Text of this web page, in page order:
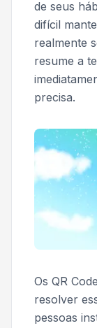
de seus
difícil
realmente
resume a
precisa.
Os QR
resolver
pessoas